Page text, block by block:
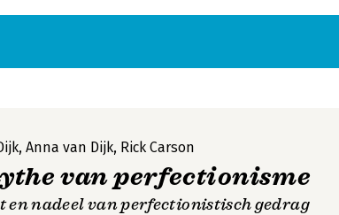
, Anna van Dijk, Rick Carson
van perfectionisme
en nadeel van perfectionistisch gedrag
Personen